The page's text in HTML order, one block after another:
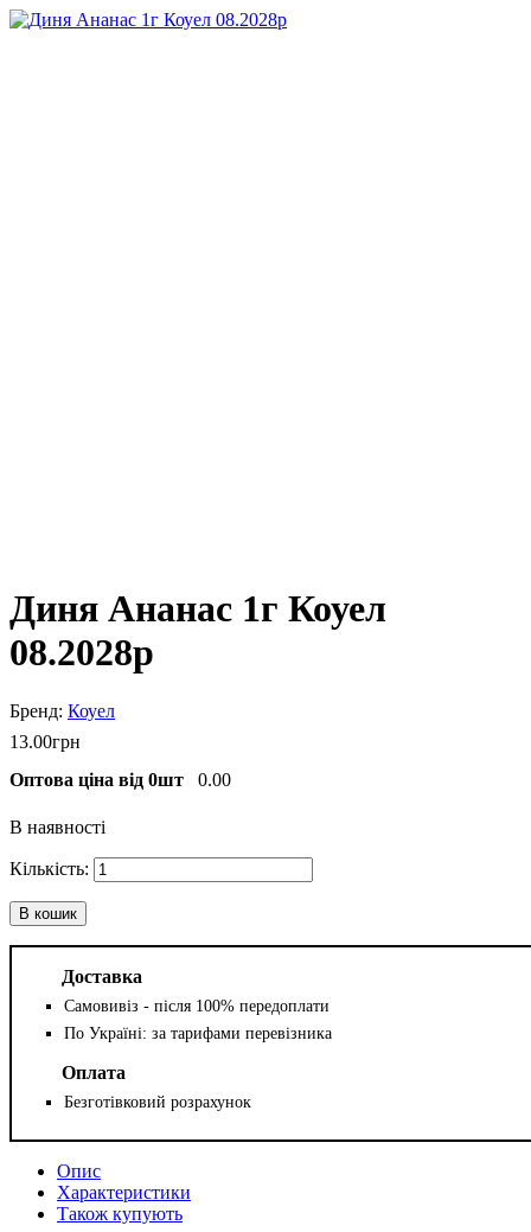
Диня Ананас 1г Коуел
08.2028р
Коуел
13.00грн
Оптова ціна від 0шт
0.00
В наявності
В кошик
Доставка
Самовивіз - після 100% передоплати
По Україні: за тарифами перевізника
Оплата
Безготівковий розрахунок
Опис
Характеристики
Також купують